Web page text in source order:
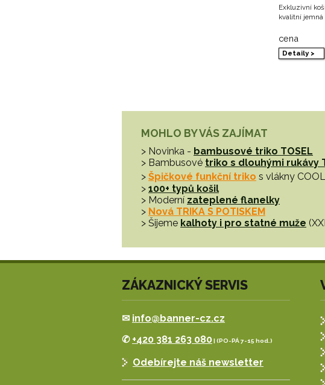
Exkluzivní
kvalitní jemná
cena
Detaily >
MOHLO BY VÁS ZAJÍMAT
> Novinka - bambusové triko TOSEL
> Bambusové triko s dlouhými rukávy
> Špičkové funkční triko s vlákny
> 100+ typů košil
> Moderní zateplené flanelky
> Nová TRIKA S POTISKEM
> Šijeme kalhoty i pro statné muže
ZÁKAZNICKÝ SERVIS
✉ info@banner-cz.cz
✆ +420 381 263 080| (PO-PÁ 7-15 hod.)
Odebírejte náš newsletter